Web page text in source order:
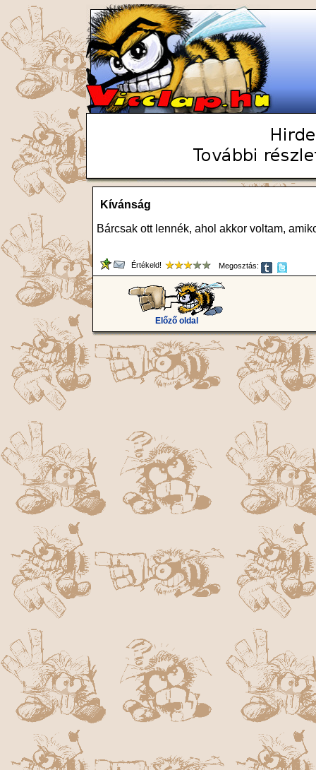
Kívánság
Bárcsak ott lennék, ahol akkor voltam,
Értékeld! Megosztás:
Előző oldal